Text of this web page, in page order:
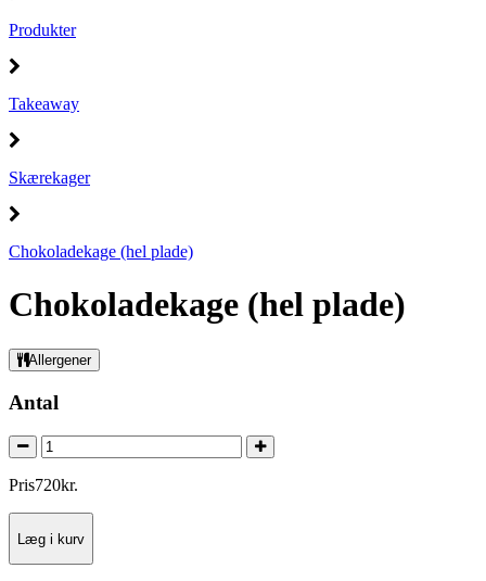
Produkter
Takeaway
Skærekager
Chokoladekage (hel plade)
Chokoladekage (hel plade)
Allergener
Antal
Pris720kr.
Læg i kurv